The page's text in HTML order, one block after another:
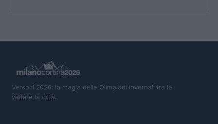
Verso il 2026: la magia delle Olimpiadi invernali tra le
vette e la città.